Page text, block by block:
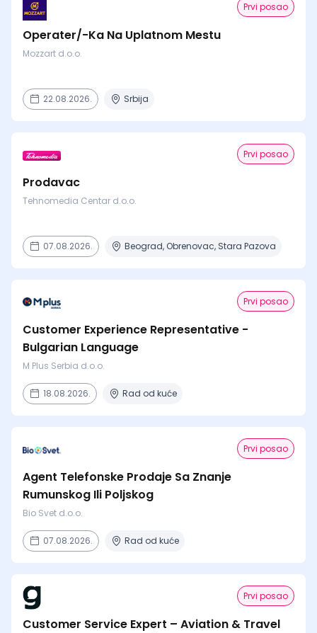
Prvi posao
Operater/-Ka Na Uplatnom Mestu
Mozzart d.o.o.
22.08.2026. Srbija
Prvi posao
Prodavac
Tehnomedia Centar d.o.o.
07.08.2026. Beograd, Obrenovac, Stara Pazova
Prvi posao
Customer Experience Representative -
Bulgarian Language
M Plus Serbia d.o.o.
18.08.2026. Rad od kuće
Prvi posao
Agent Telefonske Prodaje Sa Znanje
Rumunskog Ili Poljskog
Bio Svet d.o.o.
07.08.2026. Rad od kuće
Prvi posao
Customer Service Expert – Aviation & Travel